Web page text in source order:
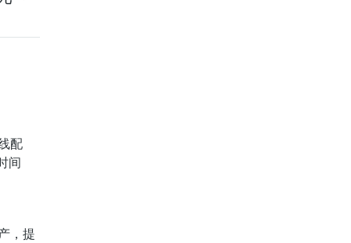
配
间
，提